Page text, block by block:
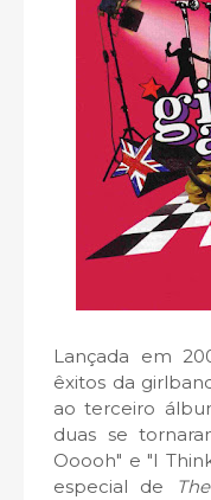
Lançada em
êxitos da
ao terceiro
duas se
Ooooh" e "I
especial de